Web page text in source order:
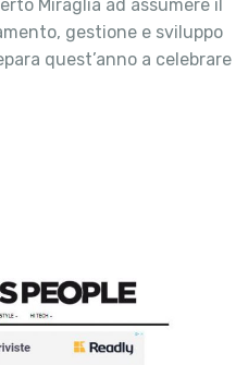
Miraglia ad assumere il
gestione e sviluppo
quest’anno a celebrare